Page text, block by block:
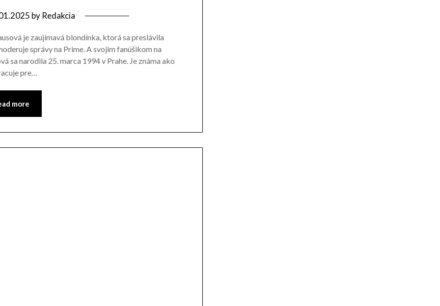
by Redakcia
je zaujímavá blondínka, ktorá sa preslávila
správy na Prime. A svojim fanúšikom na
sa narodila 25. marca 1994 v Prahe. Je známa ako
pre…
more